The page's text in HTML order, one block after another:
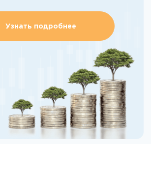
Узнать подробнее